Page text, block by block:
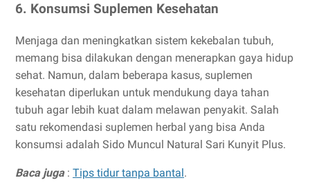
6. Konsumsi Suplemen Kesehatan
Menjaga dan meningkatkan sistem kekebalan tubuh,
memang bisa dilakukan dengan menerapkan gaya hidup
sehat. Namun, dalam beberapa kasus, suplemen
kesehatan diperlukan untuk mendukung daya tahan
tubuh agar lebih kuat dalam melawan penyakit. Salah
satu rekomendasi suplemen herbal yang bisa Anda
konsumsi adalah Sido Muncul Natural Sari Kunyit Plus.
Baca juga: Tips tidur tanpa bantal .